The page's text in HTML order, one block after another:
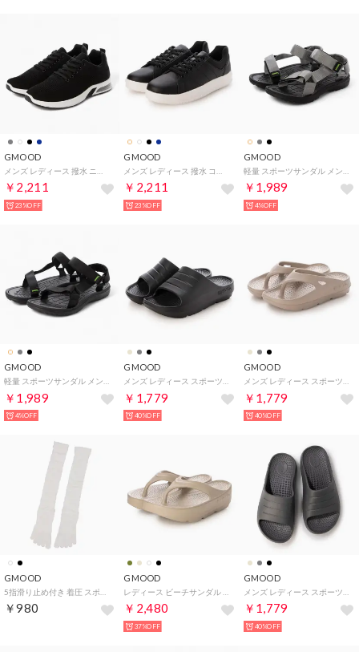
GMOOD
￥2,211
23%OFF
GMOOD
￥2,211
23%OFF
GMOOD
￥1,989
4%OFF
GMOOD
￥1,989
4%OFF
GMOOD
￥1,779
40%OFF
GMOOD
￥1,779
40%OFF
GMOOD
￥980
GMOOD
￥2,480
37%OFF
GMOOD
￥1,779
40%OFF